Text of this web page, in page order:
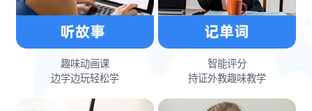
趣味动画课
边学边玩轻松学
智能评分
持证外教趣味教学